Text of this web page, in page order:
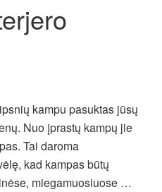
kampu pasuktas jūsų
Nuo įprastų kampų jie
Tai daroma
kad kampas būtų
miegamuosiuose …